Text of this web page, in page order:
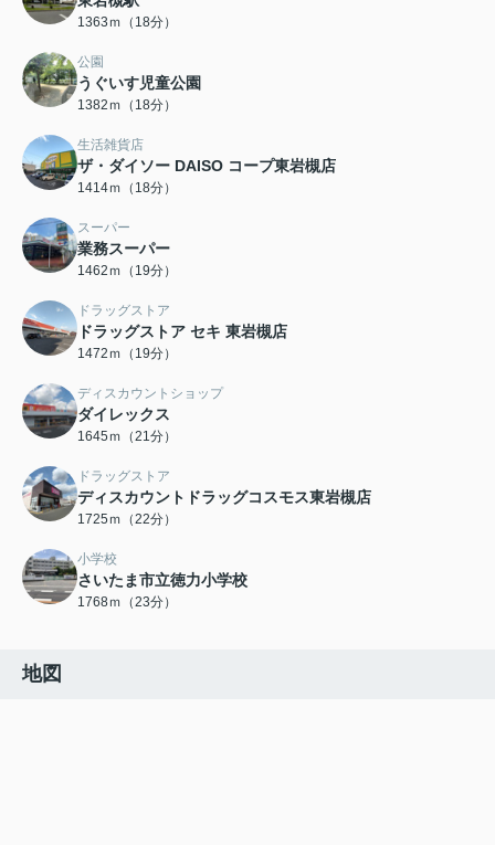
1363ｍ（18分）
公園
うぐいす児童公園
1382ｍ（18分）
生活雑貨店
ザ・ダイソー DAISO コープ東岩槻店
1414ｍ（18分）
スーパー
業務スーパー
1462ｍ（19分）
ドラッグストア
ドラッグストア セキ 東岩槻店
1472ｍ（19分）
ディスカウントショップ
ダイレックス
1645ｍ（21分）
ドラッグストア
ディスカウントドラッグコスモス東岩槻店
1725ｍ（22分）
小学校
さいたま市立徳力小学校
1768ｍ（23分）
地図